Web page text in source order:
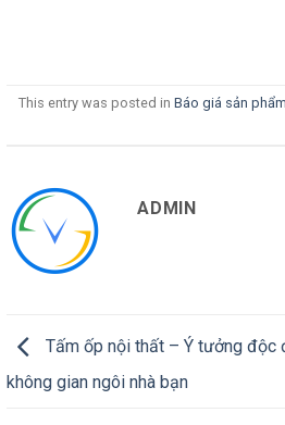
This entry was posted inBáo giá sản
ADMIN
Tấm ốp nội thất – Ý tưởng độc
không gian ngôi nhà bạn